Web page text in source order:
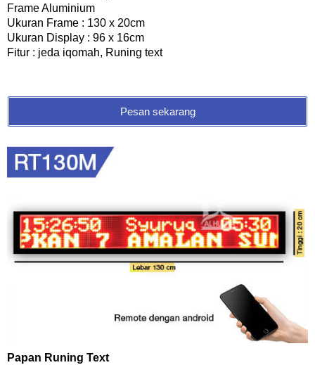
Frame Aluminium
Ukuran Frame : 130 x 20cm
Ukuran Display : 96 x 16cm
Fitur : jeda iqomah, Runing text
Pesan sekarang
Papan Runing Text